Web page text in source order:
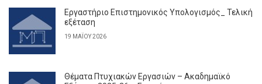
Εργαστήριο Επιστημονικός Υπολογισμός_ Τελική
εξέταση
19 ΜΑΪ́ΟΥ 2026
Θέματα Πτυχιακών Εργασιών – Ακαδημαϊκό